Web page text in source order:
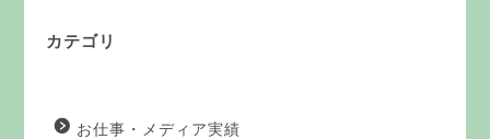
カテゴリ
お仕事・メディア実績